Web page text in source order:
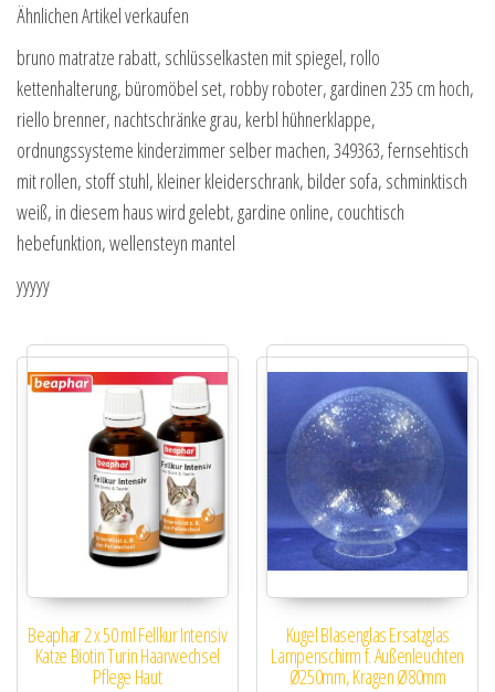
Ähnlichen Artikel verkaufen
bruno matratze rabatt, schlüsselkasten mit spiegel, rollo
kettenhalterung, büromöbel set, robby roboter, gardinen 235 cm hoch,
riello brenner, nachtschränke grau, kerbl hühnerklappe,
ordnungssysteme kinderzimmer selber machen, 349363, fernsehtisch
mit rollen, stoff stuhl, kleiner kleiderschrank, bilder sofa, schminktisch
weiß, in diesem haus wird gelebt, gardine online, couchtisch
hebefunktion, wellensteyn mantel
yyyyy
Beaphar 2 x 50 ml Fellkur Intensiv
Katze Biotin Turin Haarwechsel
Pflege Haut
Kugel Blasenglas Ersatzglas
Lampenschirm f. Außenleuchten
Ø250mm, Kragen Ø80mm